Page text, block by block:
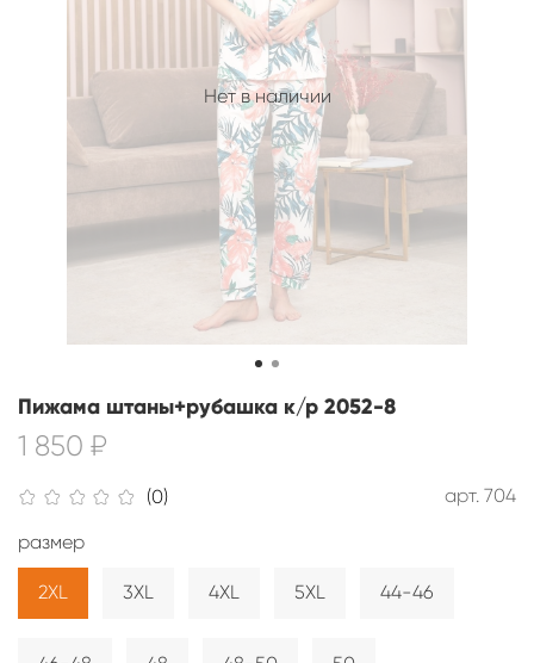
Нет в наличии
(0) арт. 704
Пижама штаны+рубашка к/р 2052-8
1 850 ₽
размер
2XL 3XL 4XL 5XL 44-46